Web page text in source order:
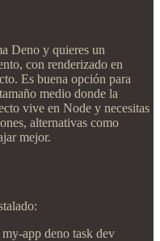
Deno y quieres un
con renderizado en
Es buena opción para
medio donde la
vive en Node y necesitas
alternativas como
mejor.
app deno task dev